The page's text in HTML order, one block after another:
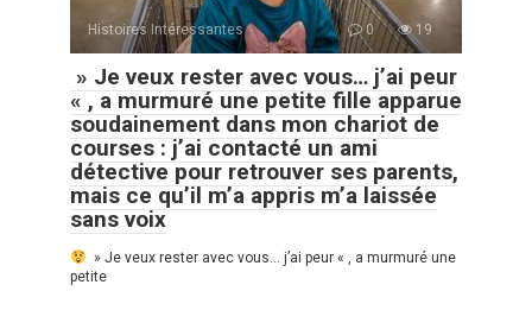
Histoires Intéressantes 0 19
» Je veux rester avec vous… j’ai peur
« , a murmuré une petite fille apparue
soudainement dans mon chariot de
courses : j’ai contacté un ami
détective pour retrouver ses parents,
mais ce qu’il m’a appris m’a laissée
sans voix
» Je veux rester avec vous… j’ai peur « , a murmuré une
petite